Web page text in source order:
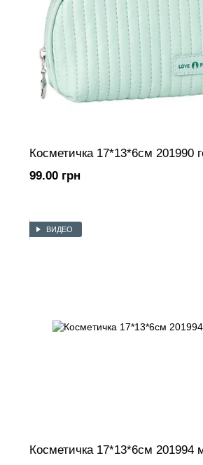
Косметичка 17*13*6см 201990
99.00 грн
ВИДЕО
Косметичка 17*13*6см 201994